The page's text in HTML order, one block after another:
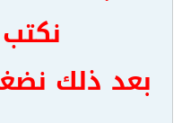
نكتب Regedit
بعد ذلك